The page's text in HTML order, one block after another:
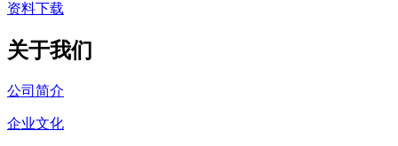
资料下载
关于我们
公司简介
企业文化